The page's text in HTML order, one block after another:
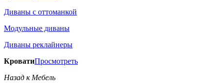
Диваны с оттоманкой
Модульные диваны
Диваны реклайнеры
КроватиПросмотреть
Назад к Мебель